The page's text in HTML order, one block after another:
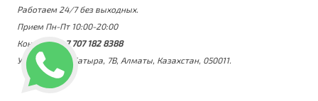
Работаем 24/7 без выходных.
Прием Пн-Пт 10:00-20:00
Контакты:+7 707 182 8388
Улица Утеген Батыра, 7В, Алматы, Казахстан, 050011.